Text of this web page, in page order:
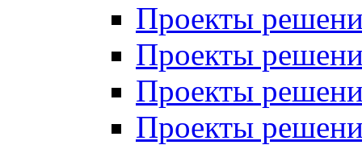
Проекты
Проекты
Проекты
Проекты